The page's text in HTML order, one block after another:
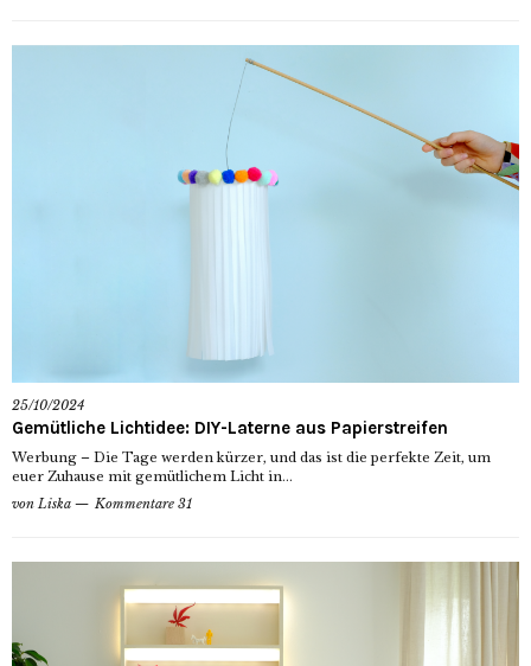
25/10/2024
Gemütliche Lichtidee: DIY-Laterne aus Papierstreifen
Werbung – Die Tage werden kürzer, und das ist die perfekte Zeit, um
euer Zuhause mit gemütlichem Licht in...
von Liska Kommentare 31